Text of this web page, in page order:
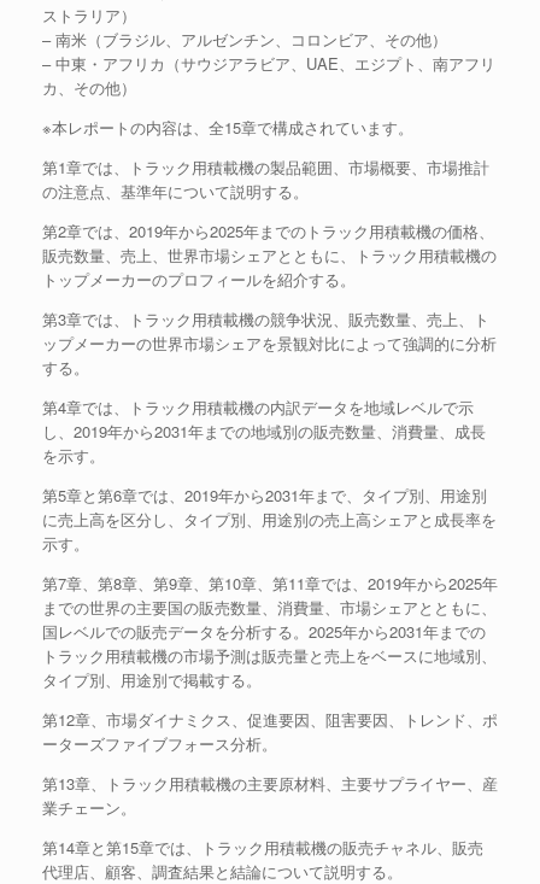
ストラリア）
– 南米（ブラジル、アルゼンチン、コロンビア、その他）
– 中東・アフリカ（サウジアラビア、UAE、エジプト、南アフリ
カ、その他）
※本レポートの内容は、全15章で構成されています。
第1章では、トラック用積載機の製品範囲、市場概要、市場推計
の注意点、基準年について説明する。
第2章では、2019年から2025年までのトラック用積載機の価格、
販売数量、売上、世界市場シェアとともに、トラック用積載機の
トップメーカーのプロフィールを紹介する。
第3章では、トラック用積載機の競争状況、販売数量、売上、ト
ップメーカーの世界市場シェアを景観対比によって強調的に分析
する。
第4章では、トラック用積載機の内訳データを地域レベルで示
し、2019年から2031年までの地域別の販売数量、消費量、成長
を示す。
第5章と第6章では、2019年から2031年まで、タイプ別、用途別
に売上高を区分し、タイプ別、用途別の売上高シェアと成長率を
示す。
第7章、第8章、第9章、第10章、第11章では、2019年から2025年
までの世界の主要国の販売数量、消費量、市場シェアとともに、
国レベルでの販売データを分析する。2025年から2031年までの
トラック用積載機の市場予測は販売量と売上をベースに地域別、
タイプ別、用途別で掲載する。
第12章、市場ダイナミクス、促進要因、阻害要因、トレンド、ポ
ーターズファイブフォース分析。
第13章、トラック用積載機の主要原材料、主要サプライヤー、産
業チェーン。
第14章と第15章では、トラック用積載機の販売チャネル、販売
代理店、顧客、調査結果と結論について説明する。